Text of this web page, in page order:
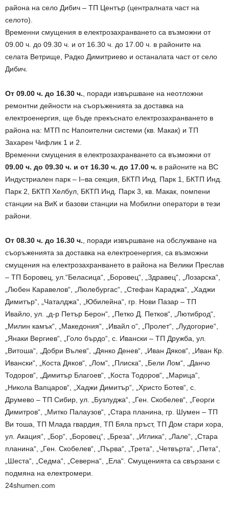
района на село Дибич – ТП Център (централната част на
селото).
Временни смущения в електрозахранването са възможни от
09.00 ч. до 09.30 ч. и от 16.30 ч. до 17.00 ч. в районите на
селата Ветрище, Радко Димитриево и останалата част от село
Дибич.
От 09.00 ч. до 16.30 ч. , поради извършване на неотложни
ремонтни дейности на съоръженията за доставка на
електроенергия, ще бъде прекъснато електрозахранването в
района на: МТП пс Напоителни системи (кв. Макак) и ТП
Захарен Чифлик 1 и 2.
Временни смущения в електрозахранването са възможни от
09.00 ч. до 09.30 ч. и от 16.30 ч. до 17.00 ч. в районите на ВС
Индустриален парк – I–ва секция, БКТП Инд. Парк 1, БКТП Инд.
Парк 2, БКТП Хелбул, БКТП Инд. Парк 3, кв. Макак, помпени
станции на ВиК и базови станции на Мобилни оператори в тези
райони.
От 08.30 ч. до 16.30 ч. , поради извършване на обслужване на
съоръженията за доставка на електроенергия, са възможни
смущения на електрозахранването в района на Велики Преслав
– ТП Боровец, ул.“Беласица“, „Боровец“, „Здравец“, „Лозарска“,
„Любен Каравелов“, „Люлебургас“, „Стефан Караджа“, „Хаджи
Димитър“, „Чаталджа“, „Юбилейна“, гр. Нови Пазар – ТП
Ивайло, ул. „д-р Петър Берон“, „Петко Д. Петков“, „Лютиброд“,
„Милин камък“, „Македония“, „Ивайл о“, „Пролет“, „Лудогорие“,
„Янаки Вергиев“, „Голо бърдо“, с. Ивански – ТП Дружба, ул.
„Витоша“, „Добри Вълев“, „Дянко Денев“, „Иван Дяков“, „Иван Кр.
Ивански“, „Коста Дяков“, „Лом“, „Плиска“, „Бели Лом“, „Данчо
Тодоров“, „Димитър Благоев“, „Коста Тодоров“, „Марица“,
„Никола Вапцаров“, „Хаджи Димитър“, „Христо Ботев“, с.
Друмево – ТП Сибир, ул. „Бузлуджа“, „Ген. Скобелев“, „Георги
Димитров“, „Митко Палаузов“, „Стара планина, гр. Шумен – ТП
Ви тоша, ТП Млада гвардия, ТП Бяла пръст, ТП Дом стари хора,
ул. Акация“, „Бор“, „Боровец“, „Бреза“, „Иглика“, „Лале“, „Стара
планина“, „Ген. Скобелев“, „Първа“, „Трета“, „Четвърта“, „Пета“,
„Шеста“, „Седма“, „Северна“, „Ела“. Смущенията са свързани с
подмяна на електромери.
24shumen.com